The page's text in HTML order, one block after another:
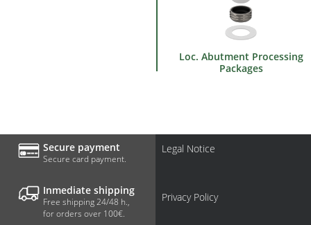
Loc. Abutment Processing
Packages
Secure payment
Secure card payment.
Inmediate shipping
Free shipping 24/48 h.,
for orders over 100€.
Legal Notice
Privacy Policy